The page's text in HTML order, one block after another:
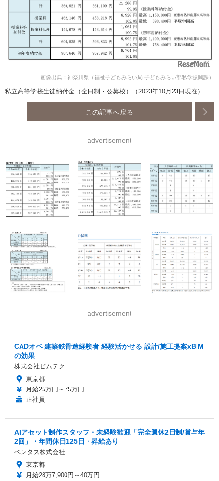
画像出典：神奈川県（福祉子どもみらい局 子どもみらい部私学振興課）
私立高等学校生徒納付金（全日制・公募校）（2023年10月23日現在）
この記事へ戻る
advertisement
advertisement
CADオペ 建築鉄骨造経験者 経験活かせる 設計/施工提案xBIM
の効果
株式会社ビムテク
東京都
月給25万円～75万円
正社員
AIアセット制作スタッフ・未経験歓迎「完全週休2日制/賞与年
2回」・年間休日125日・昇給あり
ベンタス株式会社
東京都
月給28万7,900円～40万円